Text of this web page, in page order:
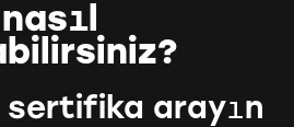
sertifika arayın